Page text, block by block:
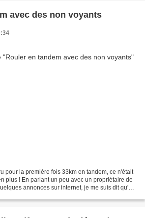
avec des non voyants
pour la première fois 33km en tandem, ce n'était
plus ! En parlant un peu avec un propriétaire de
annonces sur internet, je me suis dit qu'un